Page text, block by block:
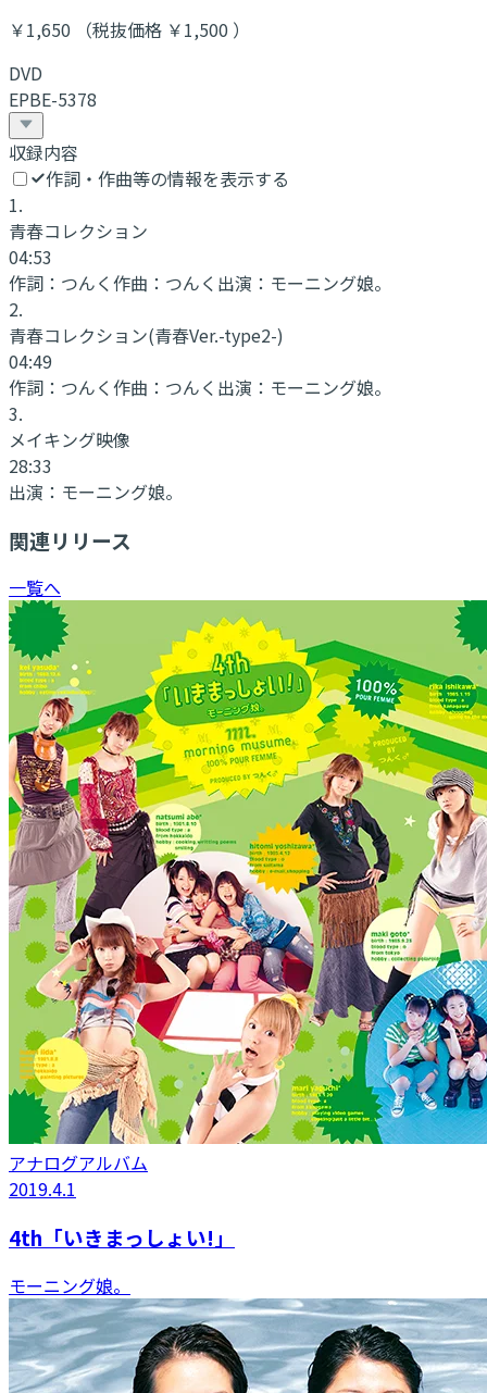
￥1,650 （税抜価格 ￥1,500 ）
DVD
EPBE-5378
収録内容
作詞・作曲等の情報を表示する
1.
青春コレクション
04:53
作詞： つんく作曲： つんく 出演： モーニング娘。
2.
青春コレクション(青春Ver.-type2-)
04:49
作詞： つんく作曲： つんく 出演： モーニング娘。
3.
メイキング映像
28:33
出演： モーニング娘。
関連リリース
一覧へ
アナログアルバム
2019.4.1
4th「いきまっしょい!」
モーニング娘。